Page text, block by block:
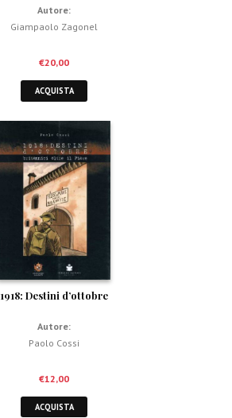
Autore:
Giampaolo Zagonel
€20,00
ACQUISTA
1918: Destini d’ottobre
Autore:
Paolo Cossi
€12,00
ACQUISTA